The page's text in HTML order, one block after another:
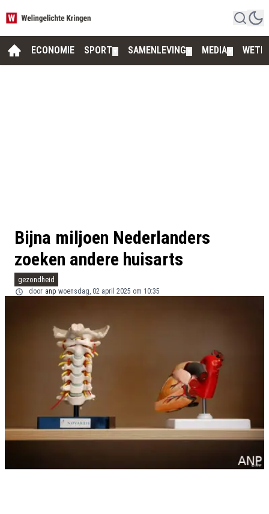
ECONOMIE SPORT SAMENLEVING MEDIA
Bijna miljoen Nederlanders
zoeken andere huisarts
gezondheid
door anp woensdag, 02 april 2025 om 10:35